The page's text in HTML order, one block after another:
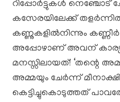
റിപ്പോർട്ടുകൾ നെഞ്ചോട്
കസേരയിലേക്ക്
കണ്ണുകളിൽനിന്നും കണ്ണീർ
​അപ്പോഴാണ് അവന്
മനസ്സിലായത്! ‘തന്റെ
അമ്മയും ചേർന്ന്
കെട്ടിച്ചുകൊടുത്തത്